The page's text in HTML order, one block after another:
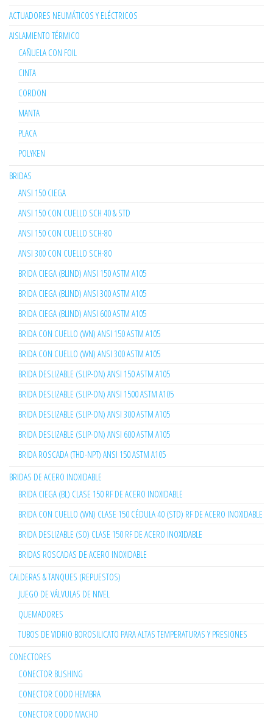
ACTUADORES NEUMÁTICOS Y ELÉCTRICOS
AISLAMIENTO TÉRMICO
CAÑUELA CON FOIL
CINTA
CORDON
MANTA
PLACA
POLYKEN
BRIDAS
ANSI 150 CIEGA
ANSI 150 CON CUELLO SCH 40 & STD
ANSI 150 CON CUELLO SCH-80
ANSI 300 CON CUELLO SCH-80
BRIDA CIEGA (BLIND) ANSI 150 ASTM A105
BRIDA CIEGA (BLIND) ANSI 300 ASTM A105
BRIDA CIEGA (BLIND) ANSI 600 ASTM A105
BRIDA CON CUELLO (WN) ANSI 150 ASTM A105
BRIDA CON CUELLO (WN) ANSI 300 ASTM A105
BRIDA DESLIZABLE (SLIP-ON) ANSI 150 ASTM A105
BRIDA DESLIZABLE (SLIP-ON) ANSI 1500 ASTM A105
BRIDA DESLIZABLE (SLIP-ON) ANSI 300 ASTM A105
BRIDA DESLIZABLE (SLIP-ON) ANSI 600 ASTM A105
BRIDA ROSCADA (THD-NPT) ANSI 150 ASTM A105
BRIDAS DE ACERO INOXIDABLE
BRIDA CIEGA (BL) CLASE 150 RF DE ACERO INOXIDABLE
BRIDA CON CUELLO (WN) CLASE 150 CÉDULA 40 (STD) RF DE ACERO INOXIDABLE
BRIDA DESLIZABLE (SO) CLASE 150 RF DE ACERO INOXIDABLE
BRIDAS ROSCADAS DE ACERO INOXIDABLE
CALDERAS & TANQUES (REPUESTOS)
JUEGO DE VÁLVULAS DE NIVEL
QUEMADORES
TUBOS DE VIDRIO BOROSILICATO PARA ALTAS TEMPERATURAS Y PRESIONES
CONECTORES
CONECTOR BUSHING
CONECTOR CODO HEMBRA
CONECTOR CODO MACHO